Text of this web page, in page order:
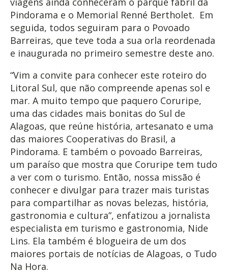
Pindorama e o Memorial Renné Bertholet. Em
seguida, todos seguiram para o Povoado
Barreiras, que teve toda a sua orla reordenada
e inaugurada no primeiro semestre deste ano.
“Vim a convite para conhecer este roteiro do
Litoral Sul, que não compreende apenas sol e
mar. A muito tempo que paquero Coruripe,
uma das cidades mais bonitas do Sul de
Alagoas, que reúne história, artesanato e uma
das maiores Cooperativas do Brasil, a
Pindorama. E também o povoado Barreiras,
um paraíso que mostra que Coruripe tem tudo
a ver com o turismo. Então, nossa missão é
conhecer e divulgar para trazer mais turistas
para compartilhar as novas belezas, história,
gastronomia e cultura”, enfatizou a jornalista
especialista em turismo e gastronomia, Nide
Lins. Ela também é blogueira de um dos
maiores portais de notícias de Alagoas, o Tudo
Na Hora.